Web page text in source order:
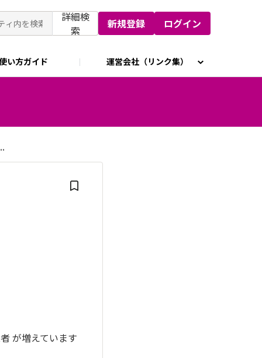
詳細検
索
新規登録 ログイン
い方ガイド 運営会社（リンク集）
が増えています